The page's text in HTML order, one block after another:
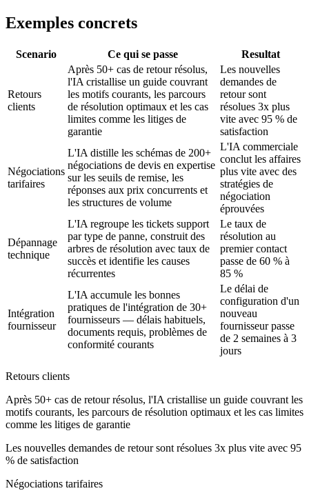
Exemples concrets
Scenario Ce qui se passe Resultat
Retours
clients
Après 50+ cas de retour résolus,
l'IA cristallise un guide couvrant
les motifs courants, les parcours
de résolution optimaux et les cas
limites comme les litiges de
garantie
Les nouvelles
demandes de
retour sont
résolues 3x plus
vite avec 95 % de
satisfaction
Négociations
tarifaires
L'IA distille les schémas de 200+
négociations de devis en expertise
sur les seuils de remise, les
réponses aux prix concurrents et
les structures de volume
L'IA commerciale
conclut les affaires
plus vite avec des
stratégies de
négociation
éprouvées
Dépannage
technique
L'IA regroupe les tickets support
par type de panne, construit des
arbres de résolution avec taux de
succès et identifie les causes
récurrentes
Le taux de
résolution au
premier contact
passe de 60 % à
85 %
Intégration
fournisseur
L'IA accumule les bonnes
pratiques de l'intégration de 30+
fournisseurs — délais habituels,
documents requis, problèmes de
conformité courants
Le délai de
configuration d'un
nouveau
fournisseur passe
de 2 semaines à 3
jours
Retours clients
Après 50+ cas de retour résolus, l'IA cristallise un guide couvrant les
motifs courants, les parcours de résolution optimaux et les cas limites
comme les litiges de garantie
Les nouvelles demandes de retour sont résolues 3x plus vite avec 95
% de satisfaction
Négociations tarifaires